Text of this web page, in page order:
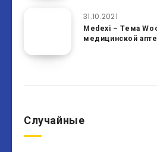
31.10.2021
Medexi – Тема
медицинской
Случайные